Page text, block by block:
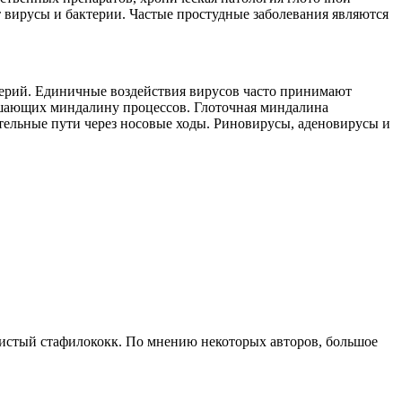
и бактерии. Частые простудные заболевания являются
Единичные воздействия вирусов часто принимают
миндалину процессов. Глоточная миндалина
пути через носовые ходы. Риновирусы, аденовирусы и
стафилококк. По мнению некоторых авторов, большое